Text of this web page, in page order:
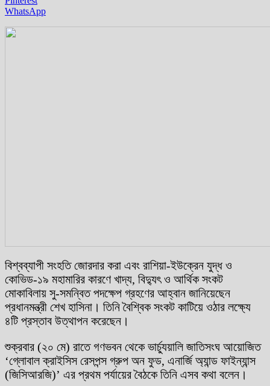
WhatsApp
বিশ্বব্যাপী সংহতি জোরদার করা এবং রাশিয়া-ইউক্রেন যুদ্ধ ও
কোভিড-১৯ মহামারির কারণে খাদ্য, বিদ্যুৎ ও আর্থিক সংকট
মোকাবিলায় সু-সমন্বিত পদক্ষেপ গ্রহণের আহ্বান জানিয়েছেন
প্রধানমন্ত্রী শেখ হাসিনা। তিনি বৈশ্বিক সংকট কাটিয়ে ওঠার লক্ষ্যে
৪টি প্রস্তাব উত্থাপন করেছেন।
শুক্রবার (২০ মে) রাতে গণভবন থেকে ভার্চ্যুয়ালি জাতিসংঘ আয়োজিত
‘গ্লোবাল ক্রাইসিস রেসপন্স গ্রুপ অন ফুড, এনার্জি অ্যান্ড ফাইন্যান্স
(জিসিআরজি)’ এর প্রথম পর্যায়ের বৈঠকে তিনি এসব কথা বলেন।